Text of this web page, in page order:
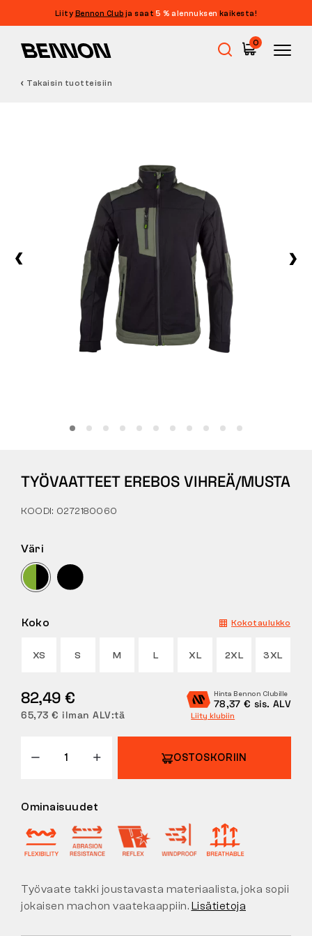
Liity Bennon Club ja saat 5 % alennuksen kaikesta!
0
Paljasjalkakengät
Vapaa-ajan kengät
MEISTÄ
ARTIKKELIT
BENNON-LABORATORIO
MYYMÄLÄ JA BISTRO
Takaisin tuotteisiin
TYÖVAATTEET EREBOS VIHREÄ/MUSTA
KOODI: 0272180060
Väri
Koko Kokotaulukko
XS S M L XL 2XL 3XL
82,49 €
65,73 € ilman ALV:tä
Hinta Bennon Clubille
78,37 € sis. ALV
Liity klubiin
OSTOSKORIIN
Ominaisuudet
Työvaate takki joustavasta materiaalista, joka sopii
jokaisen machon vaatekaappiin. Lisätietoja